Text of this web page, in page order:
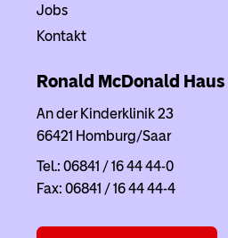
Jobs
Kontakt
Ronald McDonald Haus
An der Kinderklinik 23
66421 Homburg/Saar
Tel.: 06841 / 16 44 44-0
Fax: 06841 / 16 44 44-4